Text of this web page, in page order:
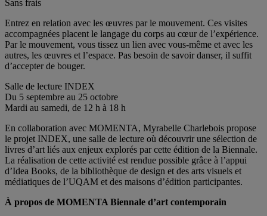
Sans frais
Entrez en relation avec les œuvres par le mouvement. Ces visites
accompagnées placent le langage du corps au cœur de l’expérience.
Par le mouvement, vous tissez un lien avec vous-même et avec les
autres, les œuvres et l’espace. Pas besoin de savoir danser, il suffit
d’accepter de bouger.
Salle de lecture INDEX
Du 5 septembre au 25 octobre
Mardi au samedi, de 12 h à 18 h
En collaboration avec MOMENTA, Myrabelle Charlebois propose
le projet INDEX, une salle de lecture où découvrir une sélection de
livres d’art liés aux enjeux explorés par cette édition de la Biennale.
La réalisation de cette activité est rendue possible grâce à l’appui
d’Idea Books, de la bibliothèque de design et des arts visuels et
médiatiques de l’UQAM et des maisons d’édition participantes.
À propos de MOMENTA Biennale d’art contemporain